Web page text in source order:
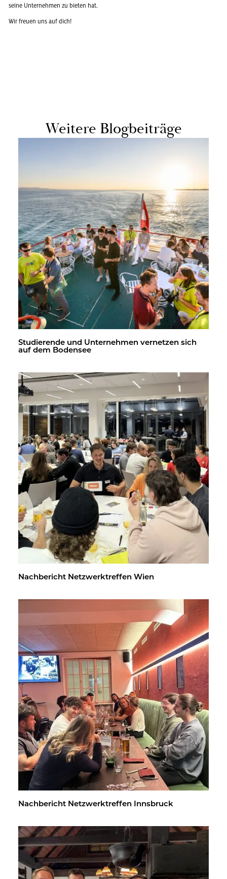
seine Un­ter­neh­men zu bie­ten hat.
Wir freu­en uns auf dich!
Wei­te­re Blog­bei­trä­ge
Stu­die­ren­de und Un­ter­neh­men ver­net­zen sich
auf dem Bo­den­see
Nach­be­richt Netz­werk­tref­fen Wien
Nach­be­richt Netz­werk­tref­fen Inns­bruck